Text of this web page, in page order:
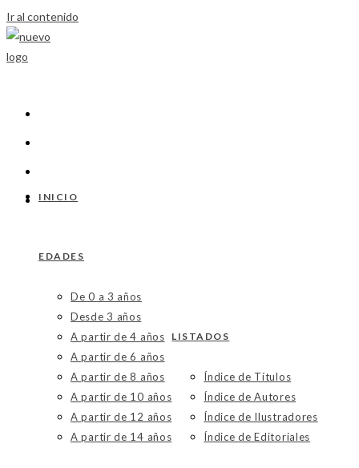
Ir al contenido
INICIO
EDADES
De 0 a 3 años
Desde 3 años
A partir de 4 años
A partir de 6 años
A partir de 8 años
A partir de 10 años
A partir de 12 años
A partir de 14 años
LISTADOS
Índice de Títulos
Índice de Autores
Índice de Ilustradores
Índice de Editoriales